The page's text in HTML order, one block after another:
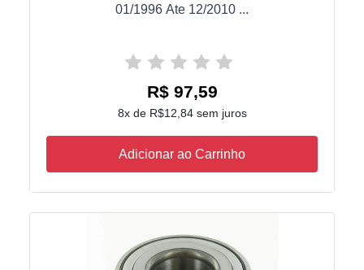
01/1996 Ate 12/2010 ...
R$ 97,59
8x de R$12,84 sem juros
Adicionar ao Carrinho